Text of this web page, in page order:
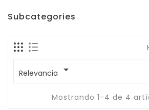
Subcategories
Relevancia 
Mostrando 1-4 de 4